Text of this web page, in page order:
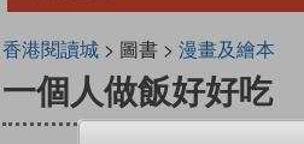
香港閱讀城> 圖書 > 漫畫及繪本
一個人做飯好好吃